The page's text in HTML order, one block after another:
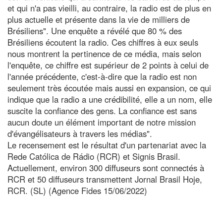
et qui n'a pas vieilli, au contraire, la radio est de plus en
plus actuelle et présente dans la vie de milliers de
Brésiliens". Une enquête a révélé que 80 % des
Brésiliens écoutent la radio. Ces chiffres à eux seuls
nous montrent la pertinence de ce média, mais selon
l'enquête, ce chiffre est supérieur de 2 points à celui de
l'année précédente, c'est-à-dire que la radio est non
seulement très écoutée mais aussi en expansion, ce qui
indique que la radio a une crédibilité, elle a un nom, elle
suscite la confiance des gens. La confiance est sans
aucun doute un élément important de notre mission
d'évangélisateurs à travers les médias".
Le recensement est le résultat d'un partenariat avec la
Rede Católica de Rádio (RCR) et Signis Brasil.
Actuellement, environ 300 diffuseurs sont connectés à
RCR et 50 diffuseurs transmettent Jornal Brasil Hoje,
RCR. (SL) (Agence Fides 15/06/2022)